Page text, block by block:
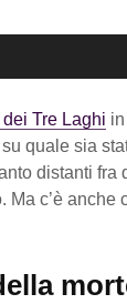
Tre Laghi
quale sia
distanti fra
c’è anche